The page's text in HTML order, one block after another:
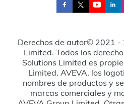
Derechos de autor© 2021 -
Limited. Todos los
Solutions Limited es
Limited. AVEVA, los
nombres de productos y
marcas comerciales y